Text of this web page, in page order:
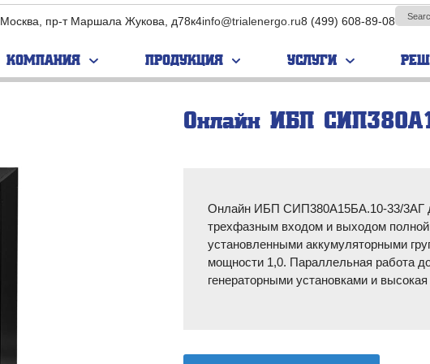
Москва, пр-т Маршала Жукова, д78к4info@trialenergo.ru8 (499) 608-89-08
КОМПАНИЯ ПРОДУКЦИЯ
тор­ные ИБП
ПАРУС
Модульные ИБП
Промышленные
EVADA
ные ИБП
Модульные ИБП
Промышленные
ИБП
УСЛУГИ
Онлайн ИБП
Онлайн ИБП СИП380А15БА.10-33/3АГ
трехфазным входом и выходом
установленными аккумуляторными
мощности 1,0. Параллельная работа
генераторными установками и